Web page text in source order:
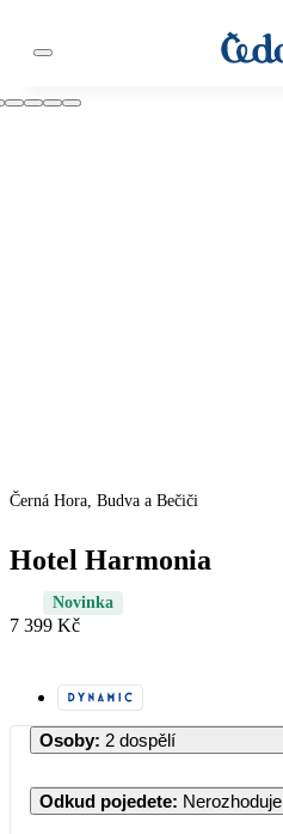
Černá Hora, Budva a Bečiči
Hotel Harmonia
Novinka
7 399 Kč
Osoby: 2 dospělí
Odkud pojedete: Nerozhoduje